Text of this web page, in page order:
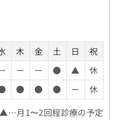
木 金 土 日
祝
ー ー ● ▲
休
● ● ● ー
休
▲…月1〜2回程診療の予定